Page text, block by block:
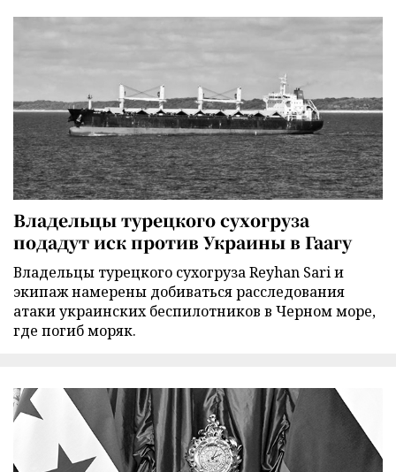
Владельцы турецкого сухогруза
подадут иск против Украины в Гаагу
Владельцы турецкого сухогруза Reyhan Sari и
экипаж намерены добиваться расследования
атаки украинских беспилотников в Черном море,
где погиб моряк.